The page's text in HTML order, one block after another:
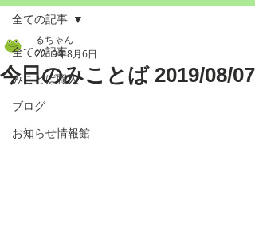
全ての記事
みことば職人
ブログ
お知らせ情報館
全ての記事
今日のみことば 2019/08/07
るちゃん
2019年8月6日